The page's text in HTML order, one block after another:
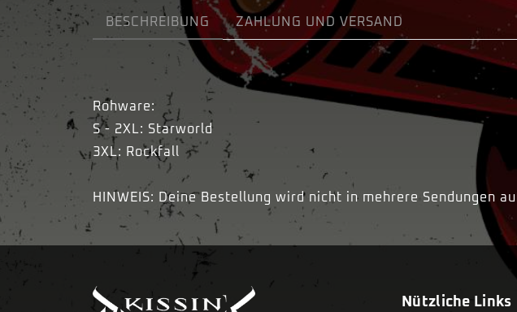
BESCHREIBUNG ZAHLUNG UND VERSAND
Rohware:
S - 2XL: Starworld
3XL: Rockfall
HINWEIS: Deine Bestellung wird nicht in mehrere
Nützliche Links